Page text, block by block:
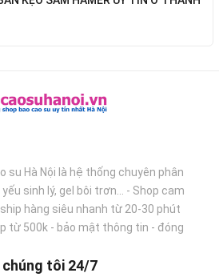
su Hà Nội là hệ thống chuyên phân
sinh lý, gel bôi trơn... - Shop cam
hàng siêu nhanh từ 20-30 phút
từ 500k - bảo mật thông tin - đóng
chúng tôi 24/7